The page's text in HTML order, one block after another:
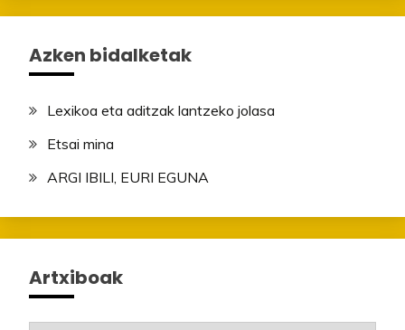
Azken bidalketak
Lexikoa eta aditzak lantzeko jolasa
Etsai mina
ARGI IBILI, EURI EGUNA
Artxiboak